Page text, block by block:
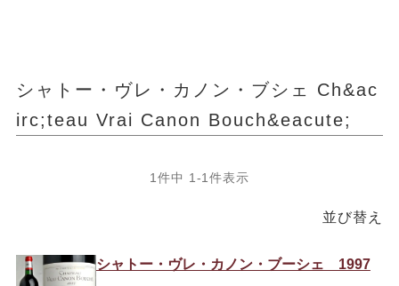
シャトー・ヴレ・カノン・ブシェ Ch&ac
irc;teau Vrai Canon Bouch&eacute;
並び替え
1 件中 1 -1件表示
シャトー・ヴレ・カノン・ブーシェ 1997